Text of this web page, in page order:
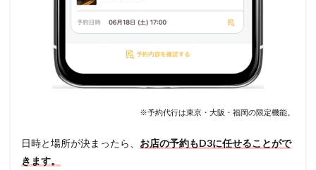
※予約代行は東京・大阪・福岡の限定機能。
日時と場所が決まったら、 お店の予約もD3に任せることがで
きます。